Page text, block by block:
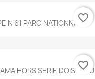
 Aperçu rapide
N 61 PARC NATIONNAL...
favorite_border
Aperçu rapide
HORS SERIE DOISNEAU
favorite_border